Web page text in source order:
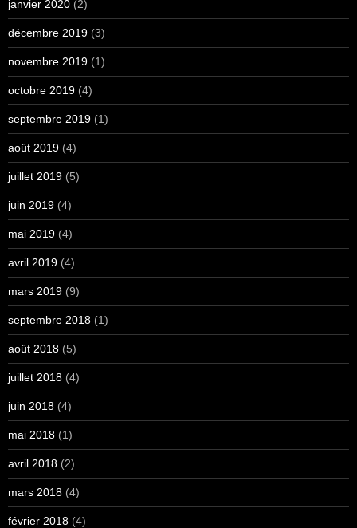
janvier 2020 (2)
décembre 2019 (3)
novembre 2019 (1)
octobre 2019 (4)
septembre 2019 (1)
août 2019 (4)
juillet 2019 (5)
juin 2019 (4)
mai 2019 (4)
avril 2019 (4)
mars 2019 (9)
septembre 2018 (1)
août 2018 (5)
juillet 2018 (4)
juin 2018 (4)
mai 2018 (1)
avril 2018 (2)
mars 2018 (4)
février 2018 (4)